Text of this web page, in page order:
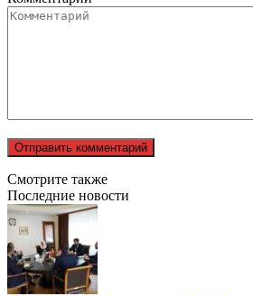
Смотрите также
Последние новости